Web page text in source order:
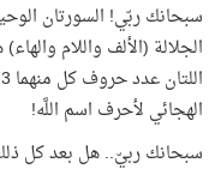
سبحانك ربّي! السورتان
الجلالة (الألف واللام
الهجائي لأحرف اسم اللَّه!
سبحانك ربيّ.. هل بعد كل